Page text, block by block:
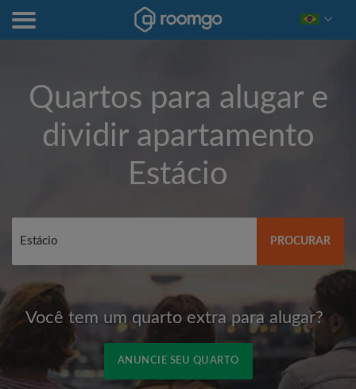
Quartos para alugar e
dividir apartamento
Estácio
PROCURAR
Você tem um quarto extra para alugar?
ANUNCIE SEU QUARTO